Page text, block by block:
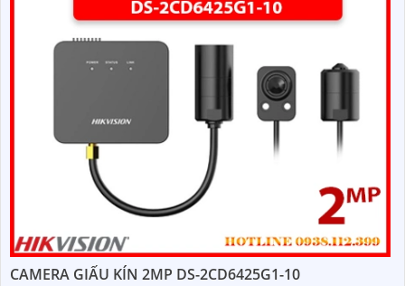
CAMERA GIẤU KÍN 2MP DS-2CD6425G1-10